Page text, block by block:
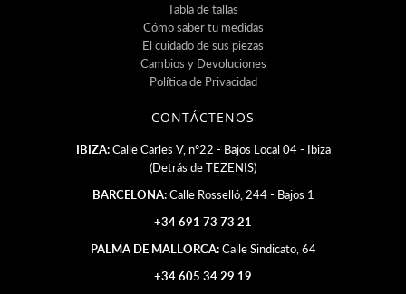
Tabla de tallas
Cómo saber tu medidas
El cuidado de sus piezas
Cambios y Devoluciones
Política de Privacidad
CONTÁCTENOS
IBIZA:Calle Carles V, nº22 - Bajos Local 04 - Ibiza
(Detrás de TEZENIS)
BARCELONA:Calle Rosselló, 244 - Bajos 1
+34 691 73 73 21
PALMA DE MALLORCA:Calle Sindicato, 64
+34 605 34 29 19